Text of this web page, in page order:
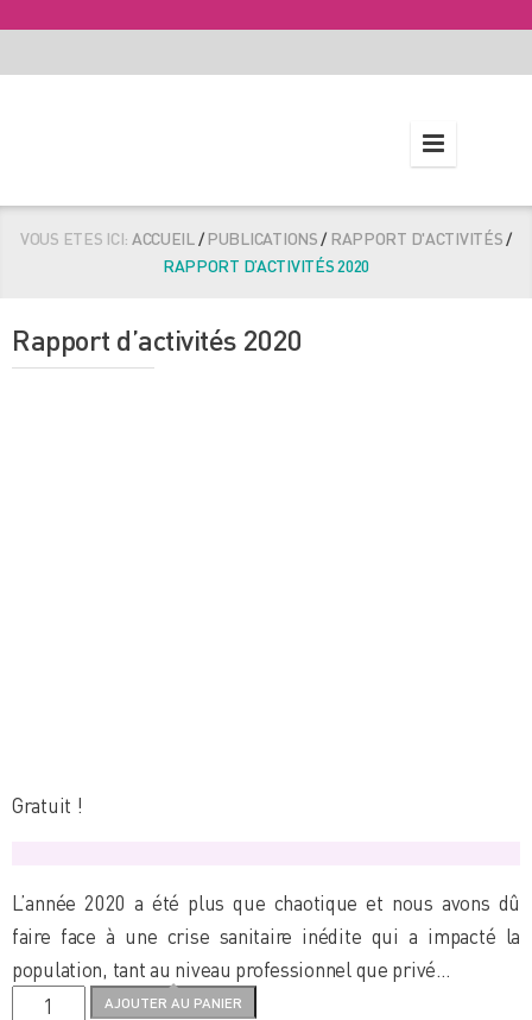
VOUS ETES ICI: ACCUEIL/PUBLICATIONS/RAPPORT D'ACTIVITÉS/
RAPPORT D’ACTIVITÉS 2020
Rapport d’activités 2020
Gratuit !
L’année 2020 a été plus que chaotique et nous avons dû
faire face à une crise sanitaire inédite qui a impacté la
population, tant au niveau professionnel que privé…
quantité
AJOUTER AU PANIER